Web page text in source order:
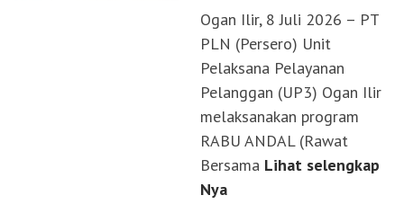
Ogan Ilir, 8 Juli 2026 – PT
PLN (Persero) Unit
Pelaksana Pelayanan
Pelanggan (UP3) Ogan Ilir
melaksanakan program
RABU ANDAL (Rawat
Bersama Lihat selengkap
Nya